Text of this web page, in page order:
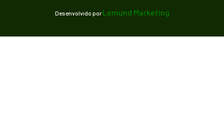
Desenvolvido por Lemund Marketing